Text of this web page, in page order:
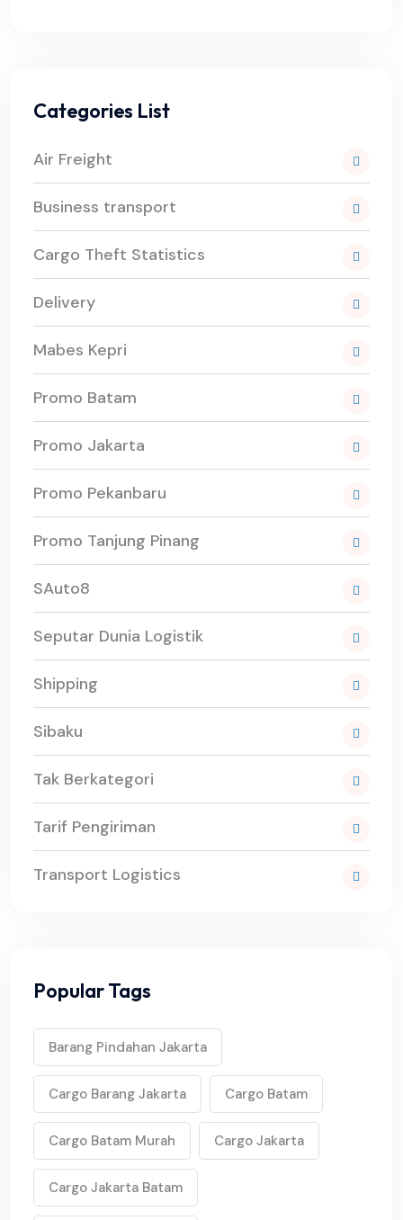
Categories List
Air Freight
Business transport
Cargo Theft Statistics
Delivery
Mabes Kepri
Promo Batam
Promo Jakarta
Promo Pekanbaru
Promo Tanjung Pinang
SAuto8
Seputar Dunia Logistik
Shipping
Sibaku
Tak Berkategori
Tarif Pengiriman
Transport Logistics
Popular Tags
Barang Pindahan Jakarta
Cargo Barang Jakarta Cargo Batam
Cargo Batam Murah Cargo Jakarta
Cargo Jakarta Batam